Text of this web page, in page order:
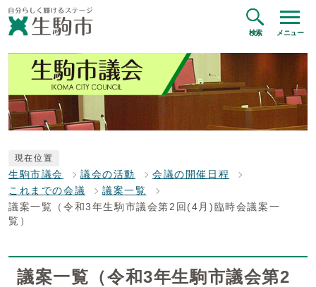
検索 メニュー
現在位置
生駒市議会 議会の活動
会議の開催日程
これまでの会議
議案一覧
議案一覧（令和3年生駒市議会第2回(4月)臨時会議案一
覧）
議案一覧（令和3年生駒市議会第2